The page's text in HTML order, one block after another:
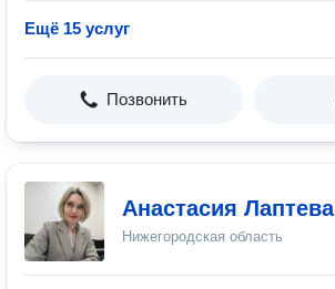
Ещё 15 услуг
Позвонить
Анастасия Лаптева
Нижегородская область